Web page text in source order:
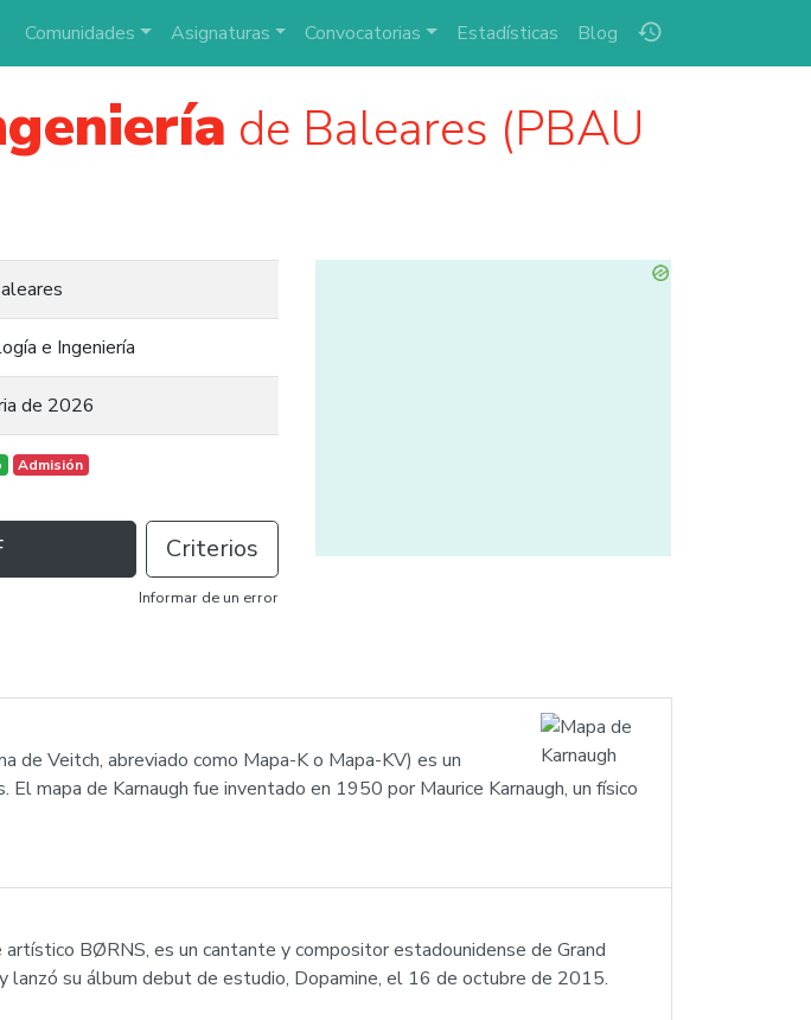
history
Comunidades Asignaturas Convocatorias Estadísticas Blog
de Baleares (PBAU
e Ingeniería
de 2026
Admisión
Criterios
Informar de un error
de Veitch, abreviado como Mapa-K o Mapa-KV) es un
mapa de Karnaugh fue inventado en 1950 por Maurice Karnaugh, un físico
BØRNS, es un cantante y compositor estadounidense de Grand
su álbum debut de estudio, Dopamine, el 16 de octubre de 2015.